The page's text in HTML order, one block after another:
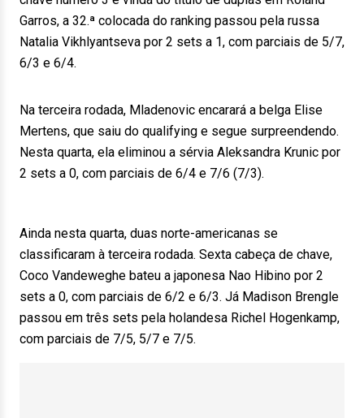
Garros, a 32.ª colocada do ranking passou pela russa
Natalia Vikhlyantseva por 2 sets a 1, com parciais de 5/7,
6/3 e 6/4.
Na terceira rodada, Mladenovic encarará a belga Elise
Mertens, que saiu do qualifying e segue surpreendendo.
Nesta quarta, ela eliminou a sérvia Aleksandra Krunic por
2 sets a 0, com parciais de 6/4 e 7/6 (7/3).
Ainda nesta quarta, duas norte-americanas se
classificaram à terceira rodada. Sexta cabeça de chave,
Coco Vandeweghe bateu a japonesa Nao Hibino por 2
sets a 0, com parciais de 6/2 e 6/3. Já Madison Brengle
passou em três sets pela holandesa Richel Hogenkamp,
com parciais de 7/5, 5/7 e 7/5.